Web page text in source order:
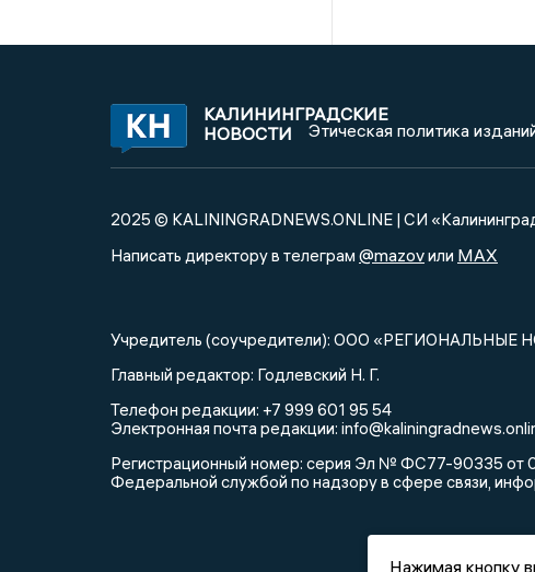
КАЛИНИНГРАДСКИЕ
НОВОСТИ
Этическая политика
2025 © KALININGRADNEWS.ONLINE | СИ
Написать директору в телеграм @mazovили MAX
Учредитель (соучредители): ООО «РЕГИОНАЛЬНЫЕ
Главный редактор: Годлевский Н. Г.
Телефон редакции: +7 999 601 95 54
Электронная почта редакции:
Регистрационный номер: серия Эл № ФС77-90335 от
Федеральной службой по надзору в сфере связи,
Нажимая кнопку